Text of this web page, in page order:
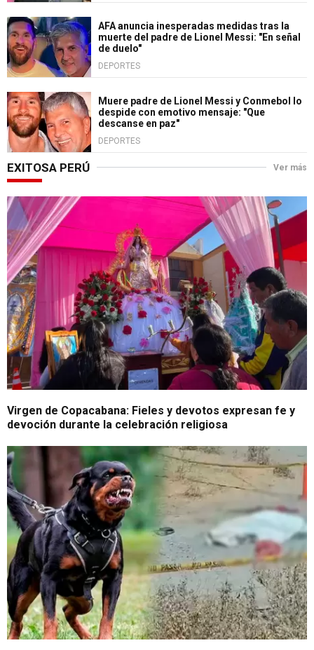
AFA anuncia inesperadas medidas tras la
muerte del padre de Lionel Messi: "En señal
de duelo"
DEPORTES
Muere padre de Lionel Messi y Conmebol lo
despide con emotivo mensaje: "Que
descanse en paz"
DEPORTES
EXITOSA PERÚ Ver más
Virgen de Copacabana: Fieles y devotos expresan fe y
devoción durante la celebración religiosa